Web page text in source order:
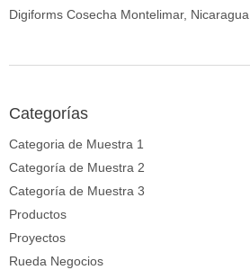
Digiforms Cosecha Montelimar, Nicaragua
Categorías
Categoria de Muestra 1
Categoría de Muestra 2
Categoría de Muestra 3
Productos
Proyectos
Rueda Negocios